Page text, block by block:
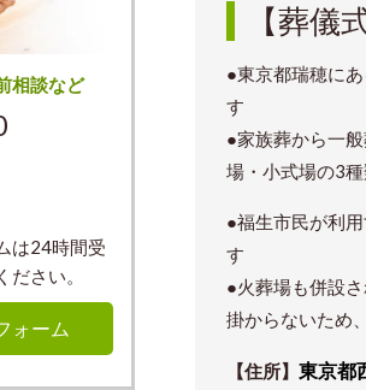
【葬儀
●東京都瑞穂に
す
●家族葬から一
場・小式場の3種
●福生市民が利
す
●火葬場も併設
掛からないため
【住所】東京都
相談など
は24時間受
さい。
ォーム